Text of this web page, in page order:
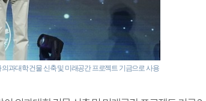
과대학 건물 신축 및 미래공간 프로젝트 기금으로 사용